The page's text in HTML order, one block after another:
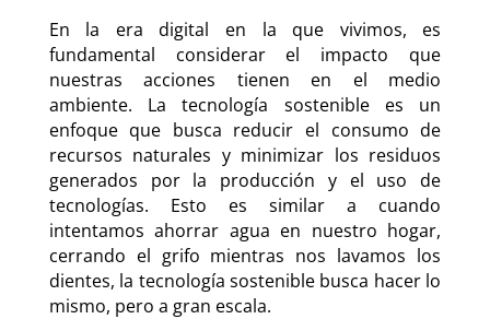
En la era digital en la que vivimos, es
fundamental considerar el impacto que
nuestras acciones tienen en el medio
ambiente. La tecnología sostenible es un
enfoque que busca reducir el consumo de
recursos naturales y minimizar los residuos
generados por la producción y el uso de
tecnologías. Esto es similar a cuando
intentamos ahorrar agua en nuestro hogar,
cerrando el grifo mientras nos lavamos los
dientes, la tecnología sostenible busca hacer lo
mismo, pero a gran escala.